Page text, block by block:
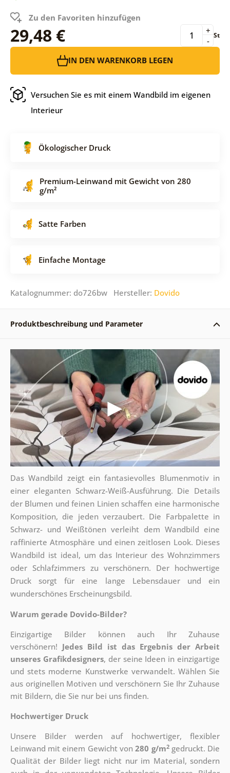
Zu den Favoriten hinzufügen
29,48 € -
+ St
IN DEN WARENKORB LEGEN
Versuchen Sie es mit einem Wandbild im eigenen
Interieur
Ökologischer Druck
Premium-Leinwand mit Gewicht von 280
g/m²
Satte Farben
Einfache Montage
Katalognummer: do726bw Hersteller: Dovido
Produktbeschreibung und Parameter
Das Wandbild zeigt ein fantasievolles Blumenmotiv in
einer eleganten Schwarz-Weiß-Ausführung. Die Details
der Blumen und feinen Linien schaffen eine harmonische
Komposition, die jeden verzaubert. Die Farbpalette in
Schwarz- und Weißtönen verleiht dem Wandbild eine
raffinierte Atmosphäre und einen zeitlosen Look. Dieses
Wandbild ist ideal, um das Interieur des Wohnzimmers
oder Schlafzimmers zu verschönern. Der hochwertige
Druck sorgt für eine lange Lebensdauer und ein
wunderschönes Erscheinungsbild.
Warum gerade Dovido-Bilder?
Einzigartige Bilder können auch Ihr Zuhause
verschönern! Jedes Bild ist das Ergebnis der Arbeit
unseres Grafikdesigners, der seine Ideen in einzigartige
und stets moderne Kunstwerke verwandelt. Wählen Sie
aus originellen Motiven und verschönern Sie Ihr Zuhause
mit Bildern, die Sie nur bei uns finden.
Hochwertiger Druck
Unsere Bilder werden auf hochwertiger, flexibler
Leinwand mit einem Gewicht von280 g/m2gedruckt. Die
Qualität der Bilder liegt nicht nur im Material, sondern